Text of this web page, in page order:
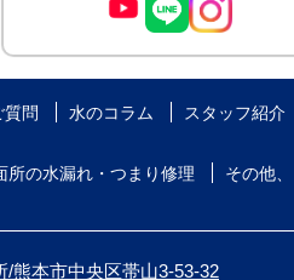
質問 水のコラム
スタッフ紹介
所の水漏れ・つまり修理
その他、
/熊本市中央区帯山3-53-32